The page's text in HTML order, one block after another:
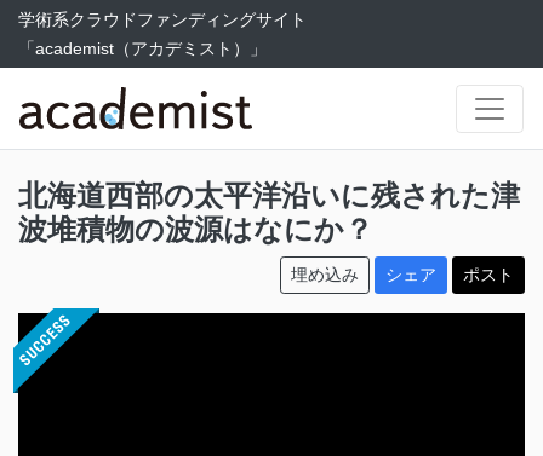
学術系クラウドファンディングサイト
「academist（アカデミスト）」
北海道西部の太平洋沿いに残された津
波堆積物の波源はなにか？
埋め込み シェア ポスト